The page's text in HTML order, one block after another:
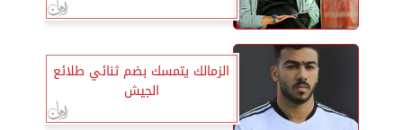
الزمالك يتمسك بضم ثنائي طلائع
الجيش